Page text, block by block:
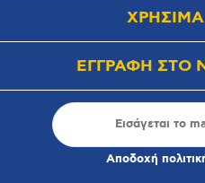
ΧΡΗΣΙΜΑ
ΕΓΓΡΑΦΗ ΣΤΟ
Αποδοχή